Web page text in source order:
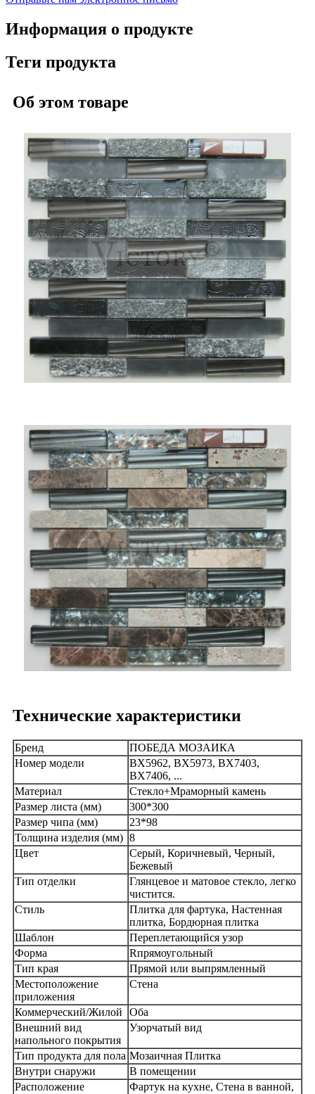
Информация о продукте
Теги продукта
Об этом товаре
Технические характеристики
Бренд
ПОБЕДА МОЗАИКА
Номер модели
ВХ5962, ВХ5973, ВХ7403,
ВХ7406, ...
Материал
Стекло+Мраморный камень
Размер листа (мм)
300*300
Размер чипа (мм)
23*98
Толщина изделия (мм) 8
Цвет
Серый, Коричневый, Черный,
Бежевый
Тип отделки
Глянцевое и матовое стекло, легко
чистится.
Стиль
Плитка для фартука, Настенная
плитка, Бордюрная плитка
Шаблон
Переплетающийся узор
Форма
Rпрямоугольный
Тип края
Прямой или выпрямленный
Местоположение
приложения
Стена
Коммерческий/Жилой
Оба
Внешний вид
напольного покрытия
Узорчатый вид
Тип продукта для пола Мозаичная Плитка
Внутри снаружи
В помещении
Расположение
Фартук на кухне, Стена в ванной,